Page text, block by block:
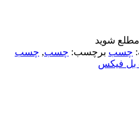
مطلع شوید
چسب برچسب: چسب, چسب
فیکس